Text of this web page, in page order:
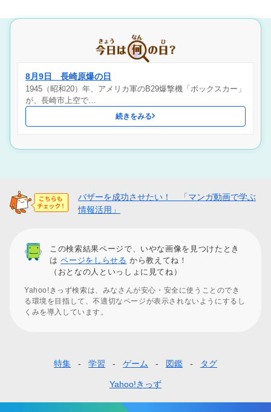
8月9日 長崎原爆の日
1945（昭和20）年、アメリカ軍のB29爆撃機「ボックスカー」
が、長崎市上空で…
続きをみる
バザーを成功させたい！ 「マンガ動画で学ぶ
情報活用」
この検索結果ページで、いやな画像を見つけたとき
はページをしらせる から教えてね！
（おとなの人といっしょに見てね）
Yahoo!きっず検索は、みなさんが安心・安全に使うことのでき
る環境を目指して、不適切なページが表示されないようにするし
くみを導入しています。
タ
特集 学習 ゲーム 図鑑 タグ
Yahoo!きっず